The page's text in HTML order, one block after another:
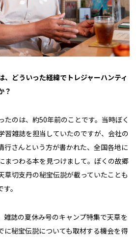
どういった経緯でトレジャーハンティ
？
たのは、約50年前のことです。当時ぼく
習雑誌を担当していたのですが、会社の
行さんという方が書かれた、全国各地に
まつわる本を見つけまして。ぼくの故郷
草切支丹の秘宝伝説が載っていたことも
。
雑誌の夏休み号のキャンプ特集で天草を
に秘宝伝説についても取材する機会を得